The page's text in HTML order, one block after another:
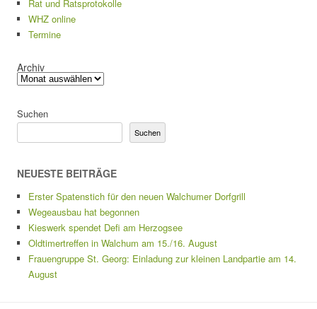
Rat und Ratsprotokolle
WHZ online
Termine
Archiv
Suchen
Suchen
NEUESTE BEITRÄGE
Erster Spatenstich für den neuen Walchumer Dorfgrill
Wegeausbau hat begonnen
Kieswerk spendet Defi am Herzogsee
Oldtimertreffen in Walchum am 15./16. August
Frauengruppe St. Georg: Einladung zur kleinen Landpartie am 14.
August